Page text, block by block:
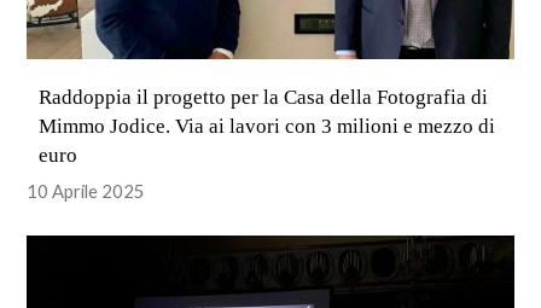
Raddoppia il progetto per la Casa della Fotografia di
Mimmo Jodice. Via ai lavori con 3 milioni e mezzo di
euro
10 Aprile 2025